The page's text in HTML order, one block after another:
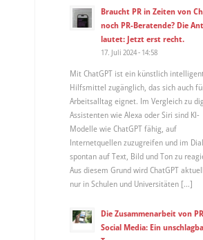
Braucht PR in Zeiten von
noch PR-Beratende? Die
lautet: Jetzt erst recht.
17. Juli 2024 - 14:58
Mit ChatGPT ist ein künstlich
Hilfsmittel zugänglich, das sich auch
Arbeitsalltag eignet. Im Vergleich zu
Assistenten wie Alexa oder Siri sind KI-
Modelle wie ChatGPT fähig, auf
Internetquellen zuzugreifen und im
spontan auf Text, Bild und Ton zu
Aus diesem Grund wird ChatGPT
nur in Schulen und Universitäten […]
Die Zusammenarbeit von
Social Media: Ein